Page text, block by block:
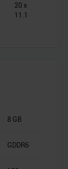
20 x
11.1
8 GB
GDDR6